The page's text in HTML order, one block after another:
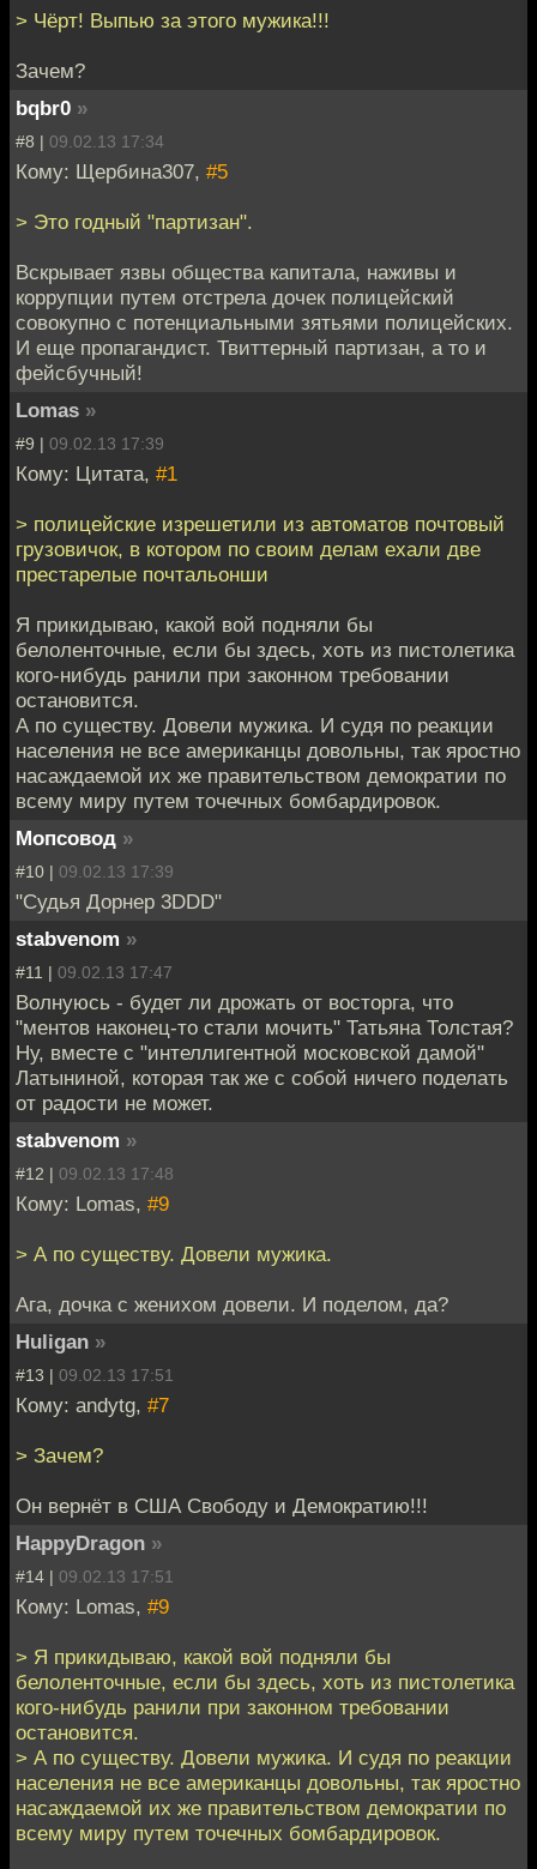
> Чёрт! Выпью за этого мужика!!!
Зачем?
bqbr0 »
#8 | 09.02.13 17:34
Кому: Щербина307, #5
> Это годный "партизан".
Вскрывает язвы общества капитала, наживы и
коррупции путем отстрела дочек полицейский
совокупно с потенциальными зятьями полицейских.
И еще пропагандист. Твиттерный партизан, а то и
фейсбучный!
Lomas »
#9 | 09.02.13 17:39
Кому: Цитата, #1
> полицейские изрешетили из автоматов почтовый
грузовичок, в котором по своим делам ехали две
престарелые почтальонши
Я прикидываю, какой вой подняли бы
белоленточные, если бы здесь, хоть из пистолетика
кого-нибудь ранили при законном требовании
остановится.
А по существу. Довели мужика. И судя по реакции
населения не все американцы довольны, так яростно
насаждаемой их же правительством демократии по
всему миру путем точечных бомбардировок.
Мопсовод »
#10 | 09.02.13 17:39
"Судья Дорнер 3DDD"
stabvenom »
#11 | 09.02.13 17:47
Волнуюсь - будет ли дрожать от восторга, что
"ментов наконец-то стали мочить" Татьяна Толстая?
Ну, вместе с "интеллигентной московской дамой"
Латыниной, которая так же с собой ничего поделать
от радости не может.
stabvenom »
#12 | 09.02.13 17:48
Кому: Lomas, #9
> А по существу. Довели мужика.
Ага, дочка с женихом довели. И поделом, да?
Huligan »
#13 | 09.02.13 17:51
Кому: andytg, #7
> Зачем?
Он вернёт в США Свободу и Демократию!!!
HappyDragon »
#14 | 09.02.13 17:51
Кому: Lomas, #9
> Я прикидываю, какой вой подняли бы
белоленточные, если бы здесь, хоть из пистолетика
кого-нибудь ранили при законном требовании
остановится.
> А по существу. Довели мужика. И судя по реакции
населения не все американцы довольны, так яростно
насаждаемой их же правительством демократии по
всему миру путем точечных бомбардировок.